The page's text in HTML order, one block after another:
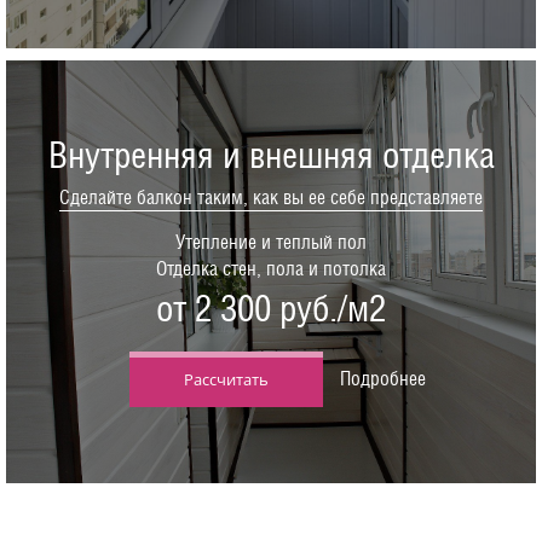
Внутренняя и внешняя отделка
Сделайте балкон таким, как вы ее себе представляете
Утепление и теплый пол
Отделка стен, пола и потолка
от 2 300 руб./м2
Рассчитать Подробнее